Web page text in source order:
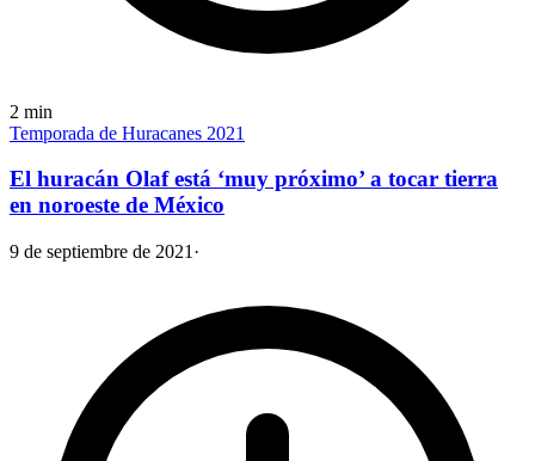
2 min
Temporada de Huracanes 2021
El huracán Olaf está ‘muy próximo’ a tocar tierra
en noroeste de México
9 de septiembre de 2021 ·